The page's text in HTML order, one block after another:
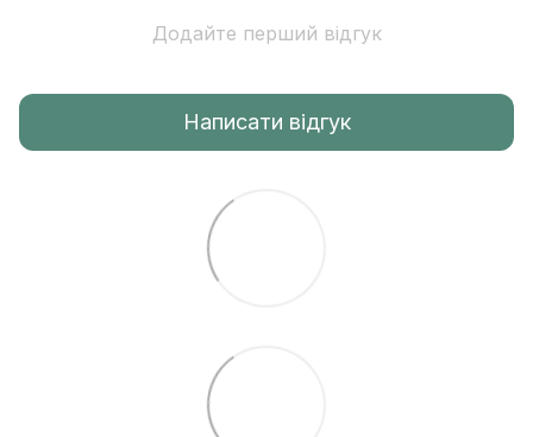
Додайте перший відгук
Написати відгук